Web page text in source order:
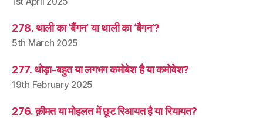
278. थाली का ‘बैंगन’ या थाली का ‘बैगन’?
5th March 2025
277. थोड़ा-बहुत या लगभग कमोबेश है या कमोवेश?
19th February 2025
276. क़ीमत या मोहलत में छूट रिआयत है या रियायत?